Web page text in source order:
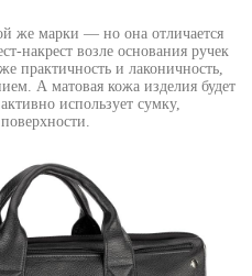
же марки — но она отличается
накрест возле основания ручек
практичность и лаконичность,
А матовая кожа изделия будет
использует сумку,